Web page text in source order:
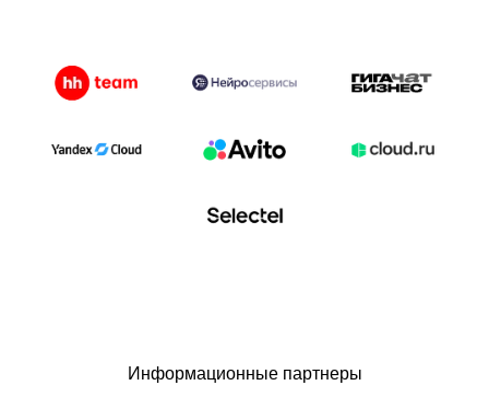
Информационные партнеры